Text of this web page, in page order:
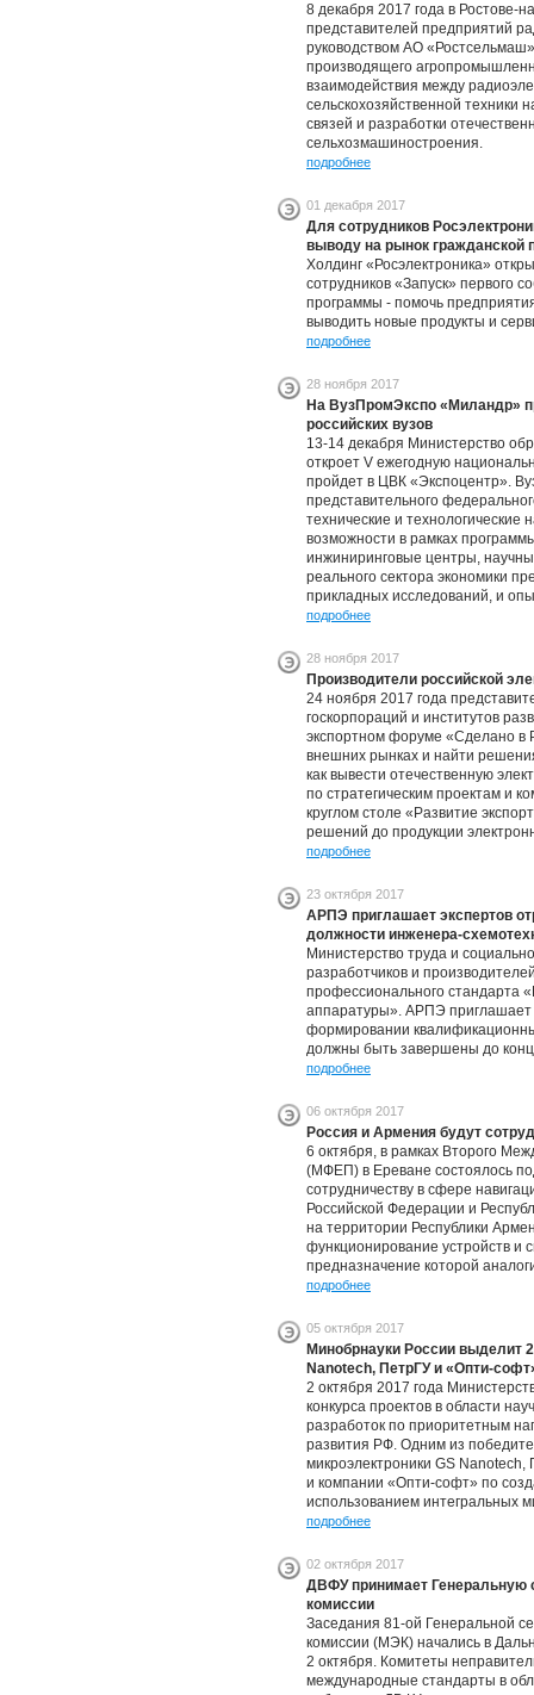
8 декабря 2017 года в Ростове-
представителей предприятий
руководством АО
производящего
взаимодействия между
сельскохозяйственной
связей и разработки
сельхозмашиностроения.
подробнее
01 декабря 2017
Для сотрудников
выводу на рынок гражданской
Холдинг «Росэлектроника»
сотрудников «Запуск» первого
программы - помочь
выводить новые продукты и
подробнее
28 ноября 2017
На ВузПромЭкспо «Миландр»
российских вузов
13-14 декабря Министерство
откроет V ежегодную
пройдет в ЦВК «Экспоцентр».
представительного
технические и
возможности в рамках
инжиниринговые центры,
реального сектора экономики
прикладных исследований, и
подробнее
28 ноября 2017
Производители российской
24 ноября 2017 года
госкорпораций и институтов
экспортном форуме «Сделано в
внешних рынках и найти
как вывести отечественную
по стратегическим проектам и
круглом столе «Развитие
решений до продукции
подробнее
23 октября 2017
АРПЭ приглашает экспертов
должности инженера-
Министерство труда и
разработчиков и
профессионального стандарта
аппаратуры». АРПЭ приглашает
формировании
должны быть завершены до
подробнее
06 октября 2017
Россия и Армения будут
6 октября, в рамках Второго
(МФЕП) в Ереване состоялось
сотрудничеству в сфере
Российской Федерации и
на территории Республики
функционирование устройств и
предназначение которой
подробнее
05 октября 2017
Минобрнауки России выделит
Nanotech, ПетрГУ и «Опти-
2 октября 2017 года
конкурса проектов в области
разработок по приоритетным
развития РФ. Одним из
микроэлектроники GS Nanotech,
и компании «Опти-софт» по
использованием интегральных
подробнее
02 октября 2017
ДВФУ принимает Генеральную
комиссии
Заседания 81-ой Генеральной
комиссии (МЭК) начались в
2 октября. Комитеты
международные стандарты в